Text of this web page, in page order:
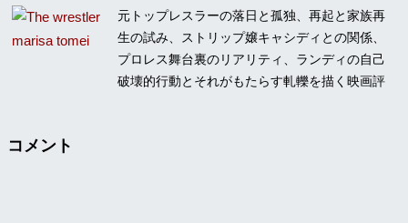
元トップレスラーの落日と孤独、再起と家族再
生の試み、ストリップ嬢キャシディとの関係、
プロレス舞台裏のリアリティ、ランディの自己
破壊的行動とそれがもたらす軋轢を描く映画評
コメント